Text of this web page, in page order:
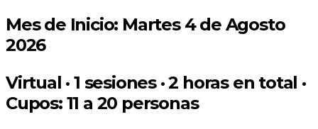
Mes de Inicio: Martes 4 de Agosto
2026
Virtual · 1 sesiones · 2 horas en total ·
Cupos: 11 a 20 personas